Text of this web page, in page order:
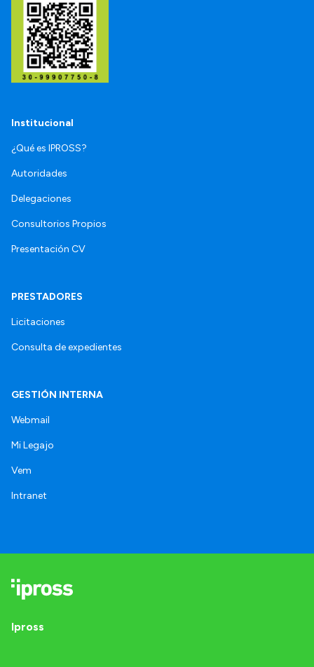
Institucional
¿Qué es IPROSS?
Autoridades
Delegaciones
Consultorios Propios
Presentación CV
PRESTADORES
Licitaciones
Consulta de expedientes
GESTIÓN INTERNA
Webmail
Mi Legajo
Vem
Intranet
Ipross